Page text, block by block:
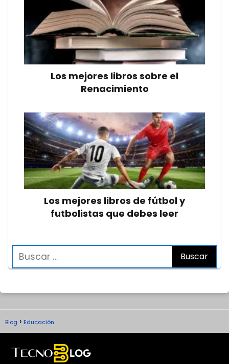
Los mejores libros sobre el
Renacimiento
Los mejores libros de fútbol y
futbolistas que debes leer
Blog Educación